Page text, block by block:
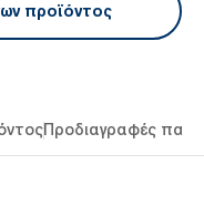
προϊόντος
Προδιαγραφές